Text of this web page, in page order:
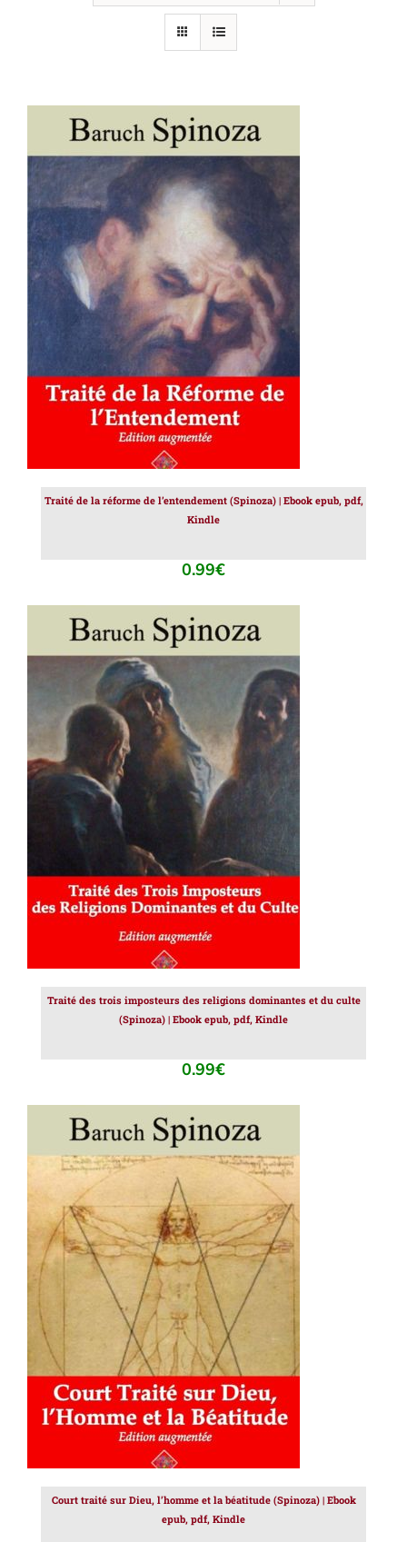
AJOUTER AU PANIER / DÉTAILS
Traité de la réforme de l’entendement (Spinoza) | Ebook epub, pdf,
Kindle
0.99€
AJOUTER AU PANIER / DÉTAILS
Traité des trois imposteurs des religions dominantes et du culte
(Spinoza) | Ebook epub, pdf, Kindle
0.99€
AJOUTER AU PANIER DÉTAILS
Court traité sur Dieu, l’homme et la béatitude (Spinoza) | Ebook
epub, pdf, Kindle